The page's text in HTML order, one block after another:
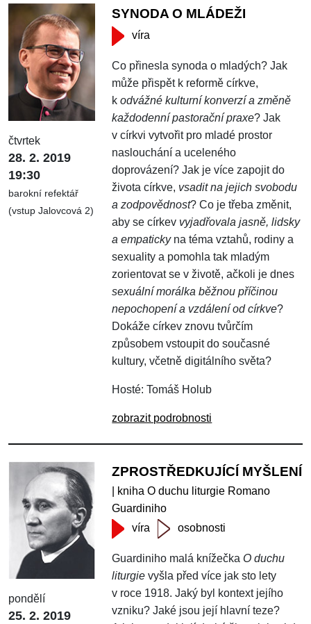
čtvrtek
28. 2. 2019
19:30
barokní refektář
(vstup Jalovcová 2)
SYNODA O MLÁDEŽI
víra
Co přinesla synoda o mladých? Jak
může přispět k reformě církve,
kodvážné kulturní konverzí a změně
každodenní pastorační praxe? Jak
v církvi vytvořit pro mladé prostor
naslouchání a uceleného
doprovázení? Jak je více zapojit do
života církve, vsadit na jejich svobodu
a zodpovědnost? Co je třeba změnit,
aby se církev vyjadřovala jasně, lidsky
a empatickyna téma vztahů, rodiny a
sexuality a pomohla tak mladým
zorientovat se v životě, ačkoli je dnes
sexuální morálka běžnou příčinou
nepochopení a vzdálení od církve?
Dokáže církev znovu tvůrčím
způsobem vstoupit do současné
kultury, včetně digitálního světa?
Hosté: Tomáš Holub
zobrazit podrobnosti
pondělí
25. 2. 2019
ZPROSTŘEDKUJÍCÍ MYŠLENÍ
| kniha O duchu liturgie Romano
Guardiniho
víra
osobnosti
Guardiniho malá knížečka O duchu
liturgie vyšla před více jak sto lety
v roce 1918. Jaký byl kontext jejího
vzniku? Jaké jsou její hlavní teze?